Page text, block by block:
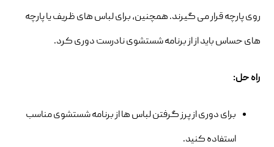
روی پارچه قرار می گیرند. همچنین، برای لباس های ظریف یا پارچه
های حساس باید از از برنامه شستشوی نادرست دوری کرد.
راه حل:
برای دوری از پرز گرفتن لباس ها از برنامه شستشوی مناسب
استفاده کنید.